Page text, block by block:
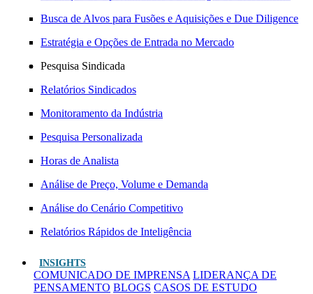
Busca de Alvos para Fusões e Aquisições e Due Diligence
Estratégia e Opções de Entrada no Mercado
Pesquisa Sindicada
Relatórios Sindicados
Monitoramento da Indústria
Pesquisa Personalizada
Horas de Analista
Análise de Preço, Volume e Demanda
Análise do Cenário Competitivo
Relatórios Rápidos de Inteligência
INSIGHTS
COMUNICADO DE IMPRENSA LIDERANÇA DE
PENSAMENTO BLOGS CASOS DE ESTUDO